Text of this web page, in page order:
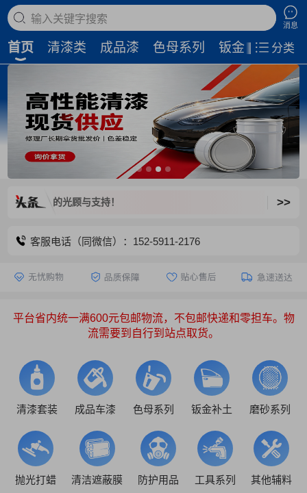
搜索商品
消息
首页 清漆类 成品漆 色母系列 钣金补土 磨
分类
客户的光顾与支持！ >>
客服电话（同微信）：152-5911-2176
平台省内统一满600元包邮物流，不包邮快递和零担车。物
流需要到自行到站点取货。
清漆套装 成品车漆 色母系列 钣金补土 磨砂系列
抛光打蜡 清洁遮蔽膜 防护用品 工具系列 其他辅料